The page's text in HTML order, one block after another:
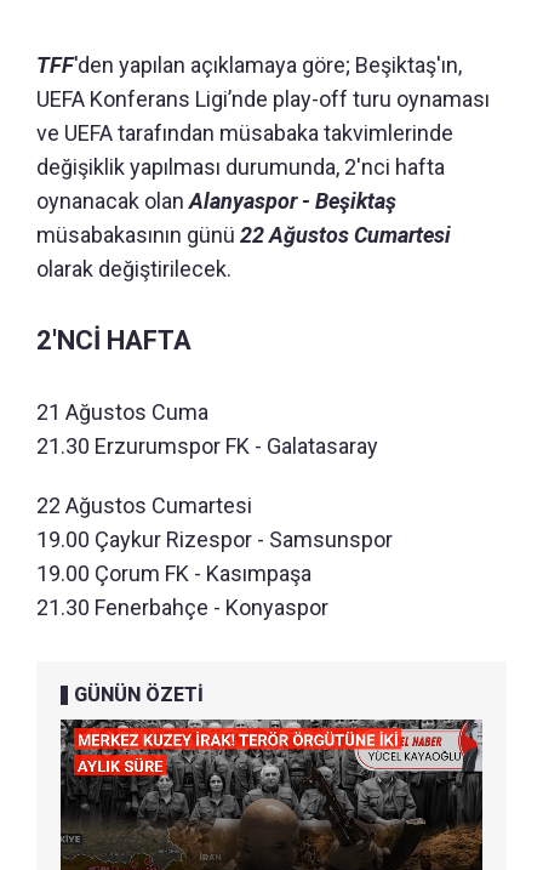
TFF'den yapılan açıklamaya göre; Beşiktaş'ın,
UEFA Konferans Ligi’nde play-off turu oynaması
ve UEFA tarafından müsabaka takvimlerinde
değişiklik yapılması durumunda, 2'nci hafta
oynanacak olanAlanyaspor - Beşiktaş
müsabakasının günü 22 Ağustos Cumartesi
olarak değiştirilecek.
2'NCİ HAFTA
21 Ağustos Cuma
21.30 Erzurumspor FK - Galatasaray
22 Ağustos Cumartesi
19.00 Çaykur Rizespor - Samsunspor
19.00 Çorum FK - Kasımpaşa
21.30 Fenerbahçe - Konyaspor
GÜNÜN ÖZETİ